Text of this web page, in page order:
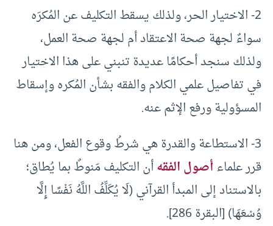
2- الاختيار الحر، ولذلك يسقط التكليف عن المُكرَه
سواءٌ لجهة صحة الاعتقاد أم لجهة صحة العمل،
ولذلك سنجد أحكامًا عديدة تنبني على هذا الاختيار
في تفاصيل علمي الكلام والفقه بشأن المُكره وإسقاط
المسؤولية ورفع الإثم عنه.
3- الاستطاعة والقدرة هي شرطُ وقوع الفعل، ومن هنا
قرر علماءأصول الفقهأن التكليف مَنوطٌ بما يُطاق؛
بالاستناد إلى المبدأ القرآني (لَا يُكَلِّفُ اللَّهُ نَفْسًا إِلَّا
وُسْعَهَا) [البقرة 286].